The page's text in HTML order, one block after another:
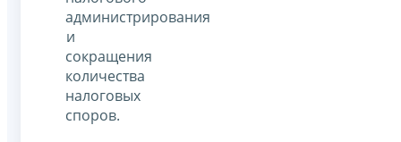
администрирования
и
сокращения
количества
налоговых
споров.